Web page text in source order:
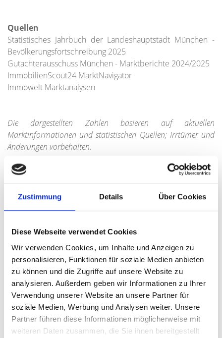
Zustimmung Details Über Cookies
Diese Webseite verwendet Cookies
Wir verwenden Cookies, um Inhalte und Anzeigen zu
personalisieren, Funktionen für soziale Medien anbieten
zu können und die Zugriffe auf unsere Website zu
analysieren. Außerdem geben wir Informationen zu Ihrer
Verwendung unserer Website an unsere Partner für
soziale Medien, Werbung und Analysen weiter. Unsere
Partner führen diese Informationen möglicherweise mit
weiteren Daten zusammen, die Sie ihnen bereitgestellt
Quellen
Statistisches Jahrbuch der Landeshauptstadt München -
Bevölkerungsfortschreibung 2025
Gutachterausschuss München - Marktberichte 2024/2025
ImmobilienScout24 MarktNavigator
Immowelt Marktanalysen
Die dargestellten Zahlen basieren auf aktuellen
Marktinformationen und statistischen Quellen; Irrtümer und
Änderungen vorbehalten.
Marktdaten zu Münchens Stadtteilen
Sie sind Immobilieneigentümer und suchen für Ihren
Stadtteil einen passenden Immobilienmakler? Wir von
Hegerich Immobilien sind der richtige Partner, wenn
es um den Immobilienverkauf in München geht.